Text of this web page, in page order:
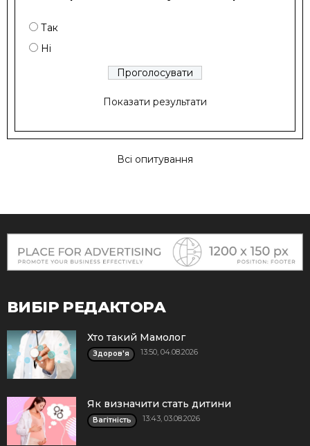
Так
Ні
Показати результати
Всі опитування
ВИБІР РЕДАКТОРА
Хто такий Мамолог
Здоров'я 13:50, 04.08.2026
Як визначити стать дитини
Вагітність 13:43, 03.08.2026